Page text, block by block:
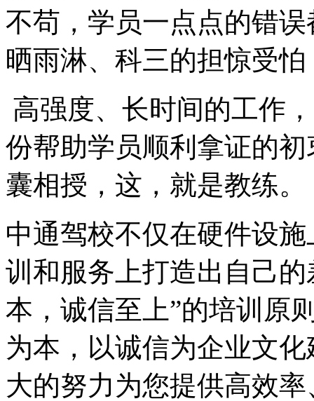
不苟，学员一点点的错
晒雨淋、科三的担惊受
高强度、长时间的工作
份帮助学员顺利拿证的
囊相授，这，就是教练。
中通驾校不仅在硬件设
训和服务上打造出自己
本，诚信至上”的培训原
为本，以诚信为企业文
大的努力为您提供高效